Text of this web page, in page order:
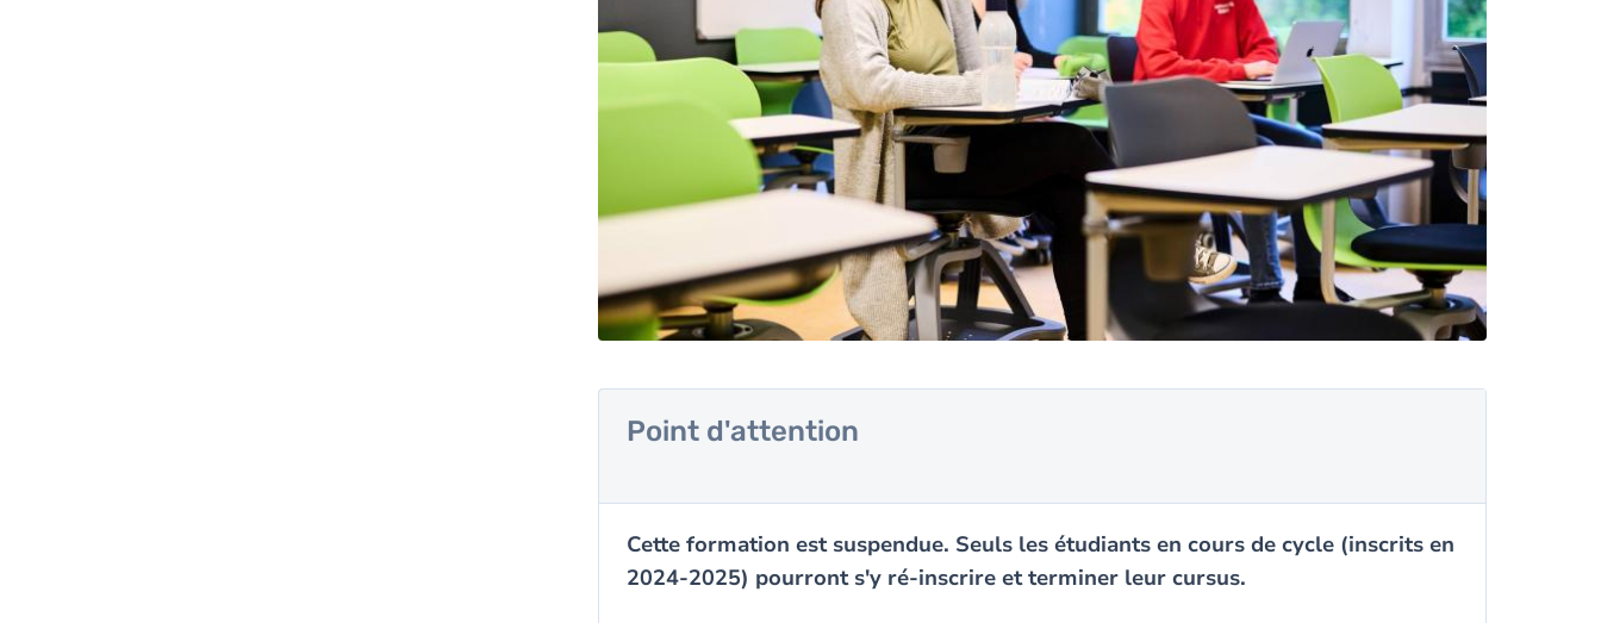
Point d'attention
Cette formation est suspendue. Seuls les étudiants en cours de cycle (inscrits en
2024-2025) pourront s'y ré-inscrire et terminer leur cursus.